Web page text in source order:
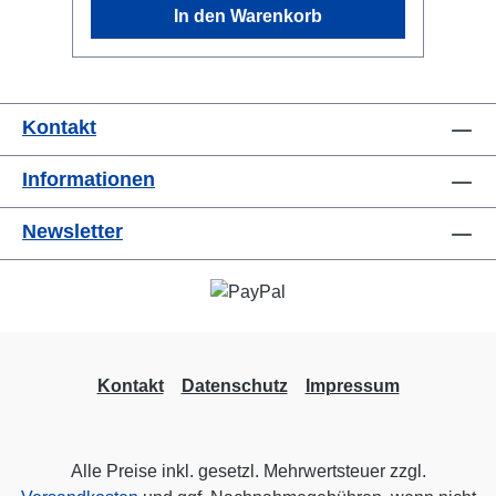
Infrastrukturen.Typische
mit mehreren DMX-AbgängenTouring,
Theater, Messebau und
FestinstallationAnschlüsse und
AusstattungXLR-Anschlüsse für
professionelle DMX-SetupsGalvanisch
getrennte SignalwegeKompakte
Bauform für Montage direkt am
In den Warenkorb
Kontakt
Informationen
Newsletter
Kontakt Datenschutz Impressum
Alle Preise inkl. gesetzl. Mehrwertsteuer zzgl.